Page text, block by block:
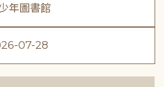
年圖書館
07-28